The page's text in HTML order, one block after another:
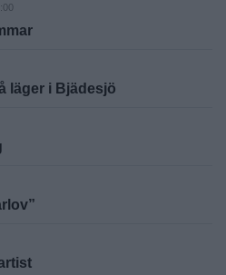
läger i Bjädesjö